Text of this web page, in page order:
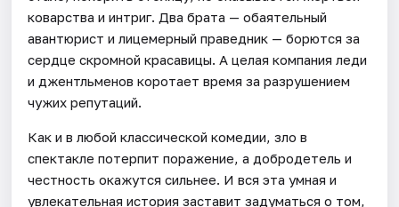
коварства и интриг. Два брата — обаятельный
авантюрист и лицемерный праведник — борются за
сердце скромной красавицы. А целая компания леди
и джентльменов коротает время за разрушением
чужих репутаций.
Как и в любой классической комедии, зло в
спектакле потерпит поражение, а добродетель и
честность окажутся сильнее. И вся эта умная и
увлекательная история заставит задуматься о том,